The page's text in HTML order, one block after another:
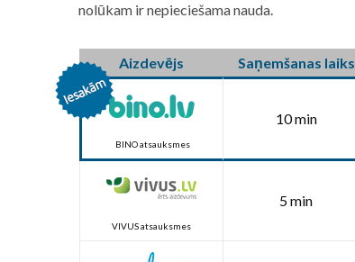
nolūkam ir nepieciešama nauda.
Aizdevējs Saņemšanas laiks
BINO atsauksmes
10 min
VIVUS atsauksmes
5 min